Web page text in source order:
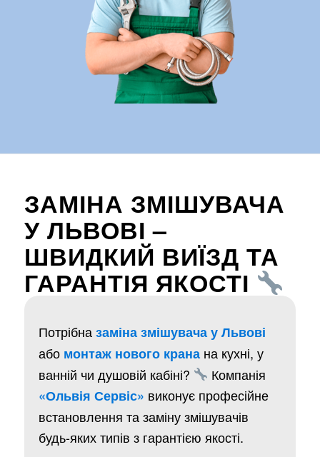
ЗАМІНА ЗМІШУВАЧА
У ЛЬВОВІ –
ШВИДКИЙ ВИЇЗД ТА
ГАРАНТІЯ ЯКОСТІ
Потрібназаміна змішувача у Львові
або монтаж нового кранана кухні, у
ванній чи душовій кабіні?
Компанія
«Ольвія Сервіс» виконує професійне
встановлення та заміну змішувачів
будь-яких типів з гарантією якості.